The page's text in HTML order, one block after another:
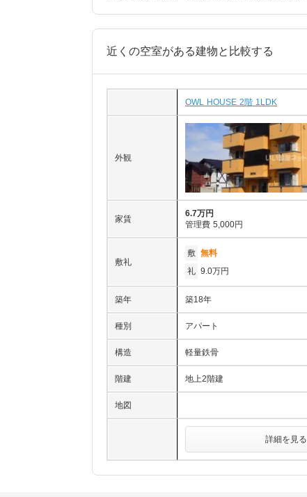
近くの空室がある建物と比較する
OWL HOUSE 2階 1LDK
外観
家賃
6.7万円
管理費 5,000円
敷礼
敷 無料
礼 9.0万円
築年 築18年
種別 アパート
構造 軽量鉄骨
階建 地上2階建
地図
詳細を見る